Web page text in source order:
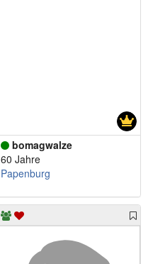
bomagwalze
60 Jahre
Papenburg